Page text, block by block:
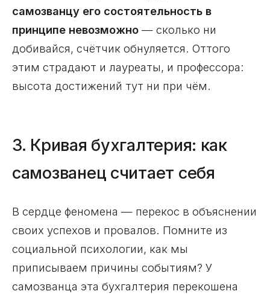
самозванцу его состоятельность в
принципе невозможно — сколько ни
добивайся, счётчик обнуляется. Оттого
этим страдают и лауреаты, и профессора:
высота достижений тут ни при чём.
3. Кривая бухгалтерия: как
самозванец считает себя
В сердце феномена — перекос в объяснении
своих успехов и провалов. Помните из
социальной психологии, как мы
приписываем причины событиям? У
самозванца эта бухгалтерия перекошена